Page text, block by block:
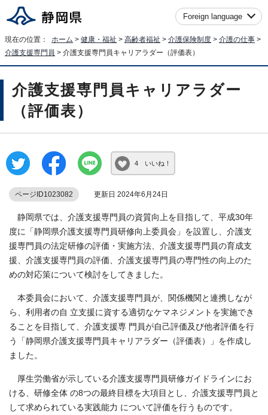
Foreign language
現在の位置： ホーム > 健康・福祉 > 高齢者福祉 > 介護保険制度 > 介護の仕事 >
介護支援専門員 > 介護支援専門員キャリアラダー（評価表）
介護支援専門員キャリアラダー
（評価表）
4 いいね！
ページID1023082 更新日 2024年6月24日
静岡県では、介護支援専門員の資質向上を目指して、平成30年
度に「静岡県介護支援専門員研修向上委員会」を設置し、介護支
援専門員の法定研修の評価・実施方法、介護支援専門員の育成支
援、介護支援専門員の評価、介護支援専門員の専門性の向上のた
めの対応策について検討をしてきました。
本委員会において、介護支援専門員が、関係機関と連携しなが
ら、利用者の自 立支援に資する適切なケマネジメントを実施でき
ることを目指して、介護支援専 門員が自己評価及び他者評価を行
う「静岡県介護支援専門員キャリアラダー（評価表）」を作成し
ました。
厚生労働省が示している介護支援専門員研修ガイドラインにお
ける、研修全体 の8つの最終目標を大項目とし、介護支援専門員と
して求められている実践能力 について評価を行うものです。